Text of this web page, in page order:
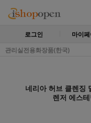
로그인 마이
관리실전용화장품(한국)
네리아 허브 클렌징
렌저 에스